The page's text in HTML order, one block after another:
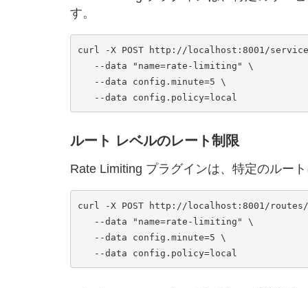
す。
curl -X POST http://localhost:8001/
ルート レベルのレート制限
Rate Limiting プラグインは、特定のルー
curl -X POST http://localhost:8001/